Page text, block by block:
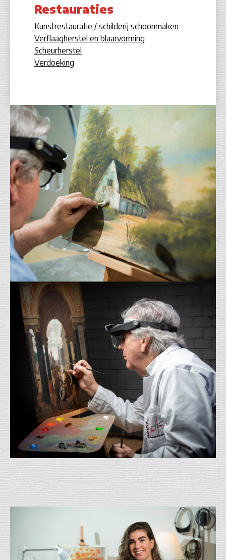
Restauraties
Kunstrestauratie / schilderij schoonmaken
Verflaagherstel en blaarvorming
Scheurherstel
Verdoeking